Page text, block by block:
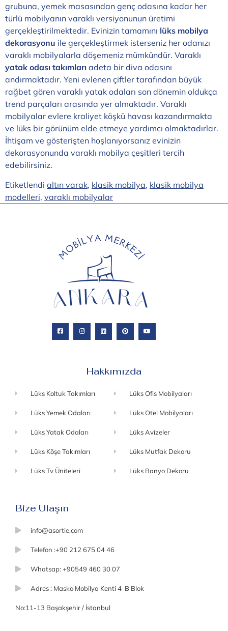
grubuna, yemek masasından genç odasına kadar her
türlü mobilyanın varaklı versiyonunun üretimi
gerçekleştirilmektedir. Evinizin tamamını lüks mobilya
dekorasyonu ile gerçekleştirmek isterseniz her odanızı
varaklı mobilyalarla döşemeniz mümkündür. Varaklı
yatak odası takımları adeta bir diva odasını
andırmaktadır. Yeni evlenen çiftler tarafından büyük
rağbet gören varaklı yatak odaları son dönemin oldukça
trend parçaları arasında yer almaktadır. Varaklı
mobilyalar evlere kraliyet köşkü havası kazandırmakta
ve lüks bir görünüm elde etmeye yardımcı olmaktadırlar.
İhtişam ve gösterişten hoşlanıyorsanız evinizin
dekorasyonunda varaklı mobilya çeşitleri tercih
edebilirsiniz.
Etiketlendi altın varak, klasik mobilya, klasik mobilya
modelleri, varaklı mobilyalar
Hakkımızda
Lüks Koltuk Takımları
Lüks Yemek Odaları
Lüks Yatak Odaları
Lüks Köşe Takımları
Lüks Tv Üniteleri
Lüks Ofis Mobilyaları
Lüks Otel Mobilyaları
Lüks Avizeler
Lüks Mutfak Dekoru
Lüks Banyo Dekoru
Bize Ulaşın
info@asortie.com
Telefon :+90 212 675 04 46
Whatsap: +90549 460 30 07
Adres : Masko Mobilya Kenti 4-B Blok
No:11-13 Başakşehir / İstanbul